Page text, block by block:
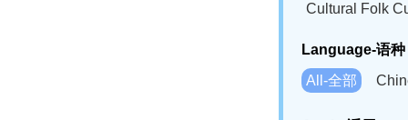
Cultural Folk
Language-语种
All-全部